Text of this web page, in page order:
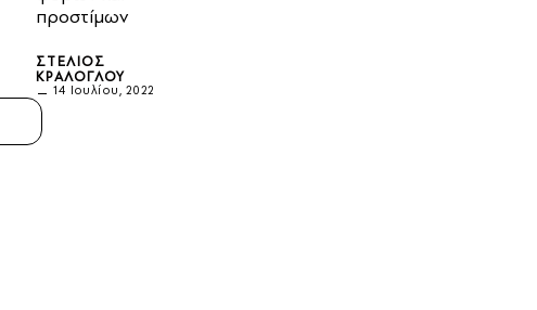
προστίμων
ΣΤΈΛΙΟΣ
ΚΡΆΛΟΓΛΟΥ
14 Ιουλίου, 2022